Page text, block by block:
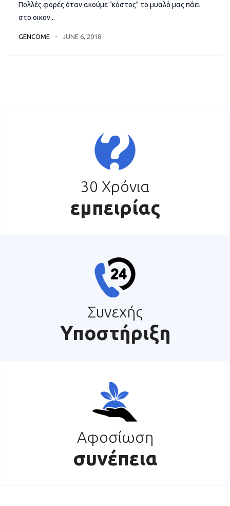
Πολλές φορές όταν ακούμε "κόστος" το μυαλό μας πάει
στο οικον...
GENCOME JUNE 6, 2018
30 Χρόνια
εμπειρίας
Συνεχής
Υποστήριξη
Αφοσίωση
συνέπεια